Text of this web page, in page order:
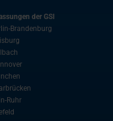
der GSI
Brandenburg
Ruhr